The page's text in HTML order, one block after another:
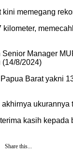
memegang
Manager
(14/8/2024)
Barat yakni
ukurannya
kasih
Share this...